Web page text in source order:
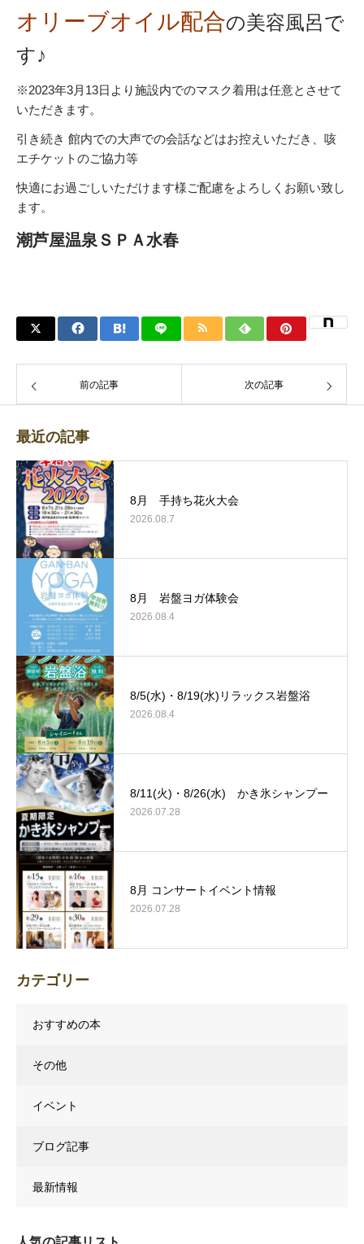
オリーブオイル配合の美容風呂で
す♪
※2023年3月13日より施設内でのマスク着用は任意とさせて
いただきます。
引き続き 館内での大声での会話などはお控えいただき、咳
エチケットのご協力等
快適にお過ごしいただけます様ご配慮をよろしくお願い致し
ます。
潮芦屋温泉ＳＰＡ水春
前の記事 次の記事
最近の記事
8月 手持ち花火大会
2026.08.7
8月 岩盤ヨガ体験会
2026.08.4
8/5(水)・8/19(水)リラックス岩盤浴
2026.08.4
8/11(火)・8/26(水) かき氷シャンプー
2026.07.28
8月 コンサートイベント情報
2026.07.28
カテゴリー
おすすめの本
その他
イベント
ブログ記事
最新情報